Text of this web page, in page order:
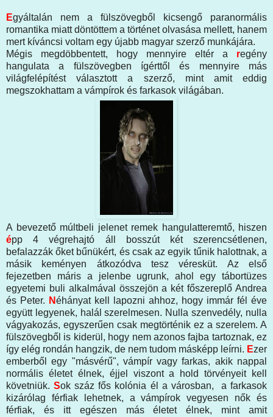
Egyáltalán nem a fülszövegből kicsengő paranormális
romantika miatt döntöttem a történet olvasása mellett, hanem
mert kíváncsi voltam egy újabb magyar szerző munkájára.
Mégis megdöbbentett, hogy mennyire eltér a regény
hangulata a fülszövegben ígérttől és mennyire más
világfelépítést választott a szerző, mint amit eddig
megszokhattam a vámpírok és farkasok világában.
A bevezető múltbeli jelenet remek hangulatteremtő, hiszen
épp 4 végrehajtó áll bosszút két szerencsétlenen,
befalazzák őket bűnükért, és csak az egyik tűnik halottnak, a
másik keményen átkozódva tesz véresküt. Az első
fejezetben máris a jelenbe ugrunk, ahol egy tábortüzes
egyetemi buli alkalmával összejön a két főszereplő Andrea
és Peter. Néhányat kell lapozni ahhoz, hogy immár fél éve
együtt legyenek, halál szerelmesen. Nulla szenvedély, nulla
vágyakozás, egyszerűen csak megtörténik ez a szerelem. A
fülszövegből is kiderül, hogy nem azonos fajba tartoznak, ez
így elég rondán hangzik, de nem tudom másképp leírni. Ezer
emberből egy "másvérű", vámpír vagy farkas, akik nappal
normális életet élnek, éjjel viszont a hold törvényeit kell
követniük. Sok száz fős kolónia él a városban, a farkasok
kizárólag férfiak lehetnek, a vámpírok vegyesen nők és
férfiak, és itt egészen más életet élnek, mint amit